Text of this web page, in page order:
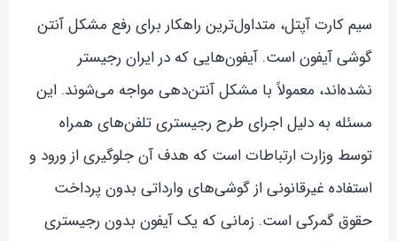
سیم کارت آپتل، متداول‌ترین راهکار برای رفع مشکل آنتن
گوشی آیفون است. آیفون‌هایی که در ایران رجیستر
نشده‌اند، معمولاً با مشکل آنتن‌دهی مواجه می‌شوند. این
مسئله به دلیل اجرای طرح رجیستری تلفن‌های همراه
توسط وزارت ارتباطات است که هدف آن جلوگیری از ورود و
استفاده غیرقانونی از گوشی‌های وارداتی بدون پرداخت
حقوق گمرکی است. زمانی که یک آیفون بدون رجیستری